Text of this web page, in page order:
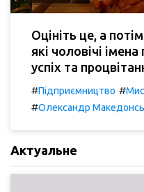
Оцініть це, а
які чоловічі
успіх та
#Підприємництво #
#Олександр
Актуальне